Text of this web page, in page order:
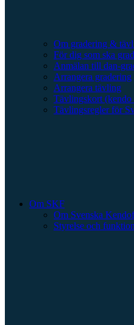
Om gradering &
För dig som ska
Anmälan till dan-
Arrangera gradering
Arrangera tävling
Tävlingskort (kendo
Tävlingsregler för
Om SKF
Om Svenska
Styrelse och